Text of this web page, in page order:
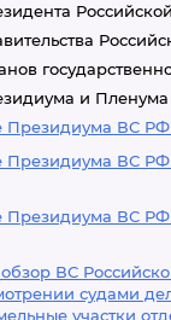
и
Президиума ВС РФ
Президиума ВС РФ
Президиума ВС РФ
ВС
судами
участки